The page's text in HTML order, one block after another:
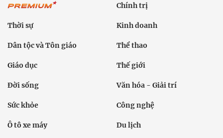
Chính trị
Thời sự Kinh doanh
Dân tộc và Tôn giáo Thể thao
Giáo dục Thế giới
Đời sống Văn hóa - Giải trí
Sức khỏe Công nghệ
Ô tô xe máy Du lịch